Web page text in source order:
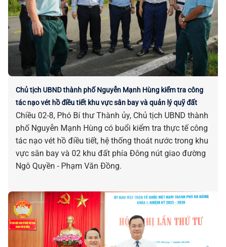
Chủ tịch UBND thành phố Nguyễn Mạnh Hùng kiểm tra công
tác nạo vét hồ điều tiết khu vực sân bay và quản lý quỹ đất
Chiều 02-8, Phó Bí thư Thành ủy, Chủ tịch UBND thành
phố Nguyễn Mạnh Hùng có buổi kiểm tra thực tế công
tác nạo vét hồ điều tiết, hệ thống thoát nước trong khu
vực sân bay và 02 khu đất phía Đông nút giao đường
Ngô Quyền - Phạm Văn Đồng.